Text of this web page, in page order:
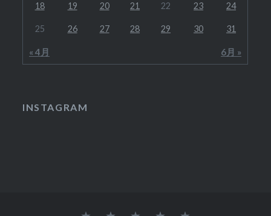
« 4月 6月 »
18 19 20 21 22 23 24
25 26 27 28 29 30 31
INSTAGRAM